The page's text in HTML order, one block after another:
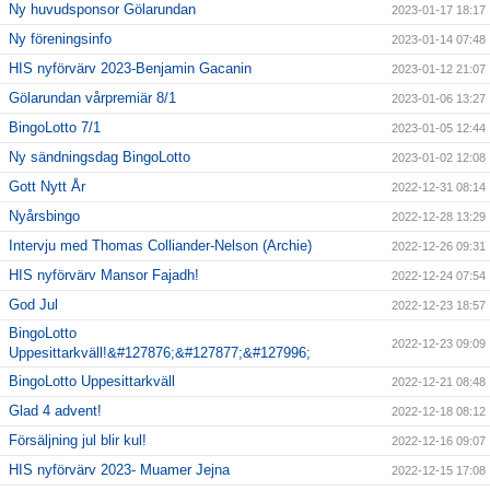
Ny huvudsponsor Gölarundan 2023-01-17 18:17
Ny föreningsinfo 2023-01-14 07:48
HIS nyförvärv 2023-Benjamin Gacanin 2023-01-12 21:07
Gölarundan vårpremiär 8/1 2023-01-06 13:27
BingoLotto 7/1 2023-01-05 12:44
Ny sändningsdag BingoLotto 2023-01-02 12:08
Gott Nytt År 2022-12-31 08:14
Nyårsbingo 2022-12-28 13:29
Intervju med Thomas Colliander-Nelson (Archie) 2022-12-26 09:31
HIS nyförvärv Mansor Fajadh! 2022-12-24 07:54
God Jul 2022-12-23 18:57
BingoLotto
Uppesittarkväll!&#127876;&#127877;&#127996;
2022-12-23 09:09
BingoLotto Uppesittarkväll 2022-12-21 08:48
Glad 4 advent! 2022-12-18 08:12
Försäljning jul blir kul! 2022-12-16 09:07
HIS nyförvärv 2023- Muamer Jejna 2022-12-15 17:08